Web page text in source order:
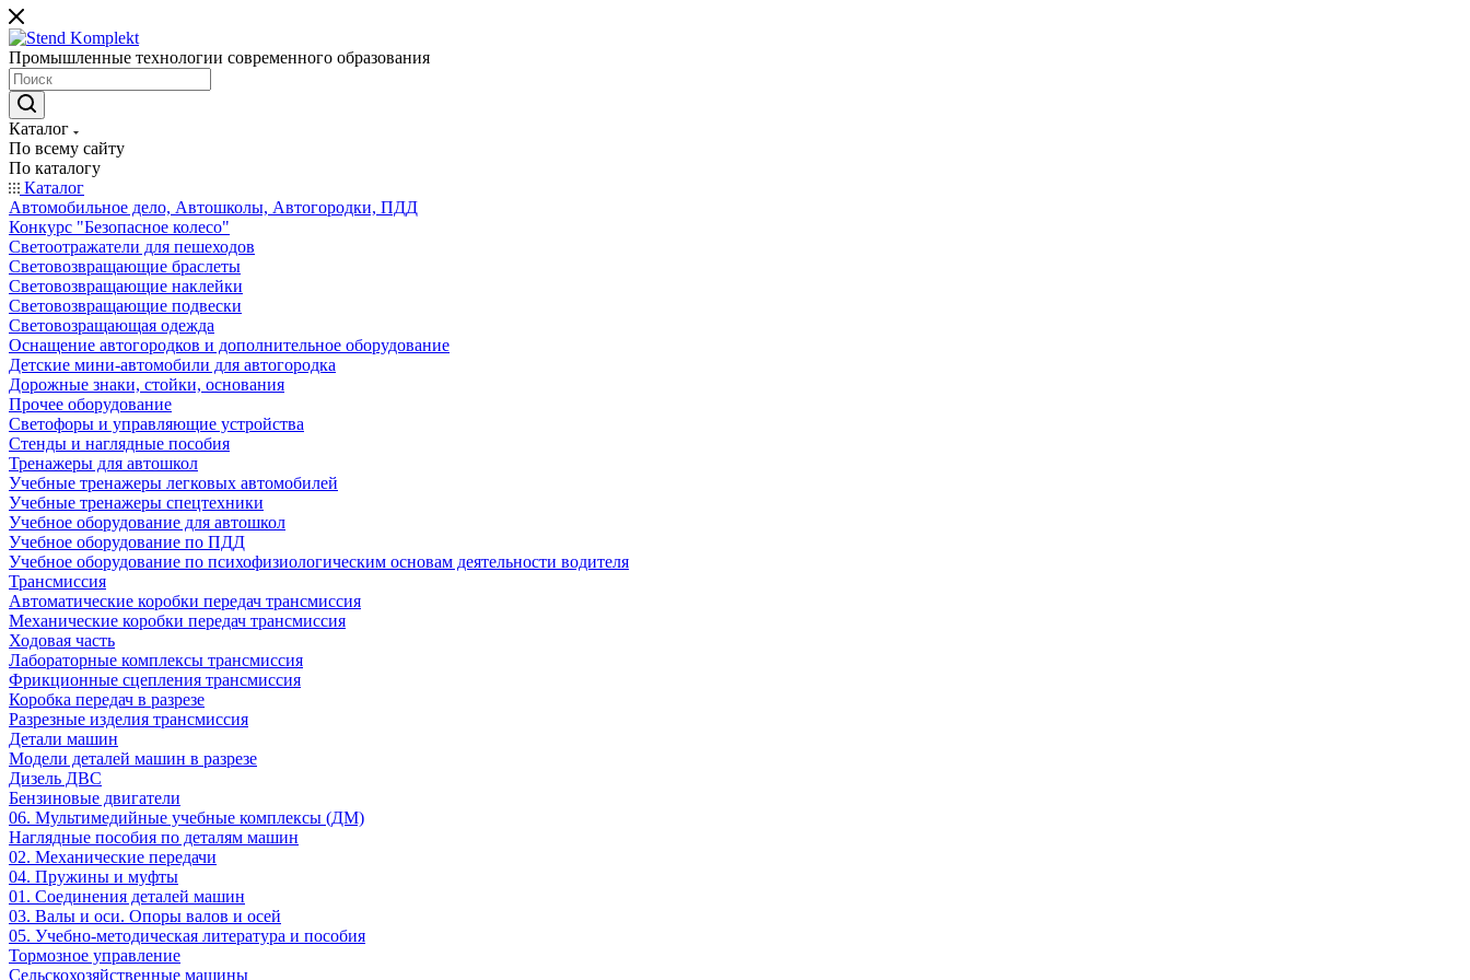
Промышленные технологии современного образования
Каталог
По всему сайту
По каталогу
Каталог
Автомобильное дело, Автошколы, Автогородки, ПДД
Конкурс "Безопасное колесо"
Светоотражатели для пешеходов
Световозвращающие браслеты
Световозвращающие наклейки
Световозвращающие подвески
Световозращающая одежда
Оснащение автогородков и дополнительное оборудование
Детские мини-автомобили для автогородка
Дорожные знаки, стойки, основания
Прочее оборудование
Светофоры и управляющие устройства
Стенды и наглядные пособия
Тренажеры для автошкол
Учебные тренажеры легковых автомобилей
Учебные тренажеры спецтехники
Учебное оборудование для автошкол
Учебное оборудование по ПДД
Учебное оборудование по психофизиологическим основам деятельности водителя
Трансмиссия
Автоматические коробки передач трансмиссия
Механические коробки передач трансмиссия
Ходовая часть
Лабораторные комплексы трансмиссия
Фрикционные сцепления трансмиссия
Коробка передач в разрезе
Разрезные изделия трансмиссия
Детали машин
Модели деталей машин в разрезе
Дизель ДВС
Бензиновые двигатели
06. Мультимедийные учебные комплексы (ДМ)
Наглядные пособия по деталям машин
02. Механические передачи
04. Пружины и муфты
01. Соединения деталей машин
03. Валы и оси. Опоры валов и осей
05. Учебно-методическая литература и пособия
Тормозное управление
Сельскохозяйственные машины